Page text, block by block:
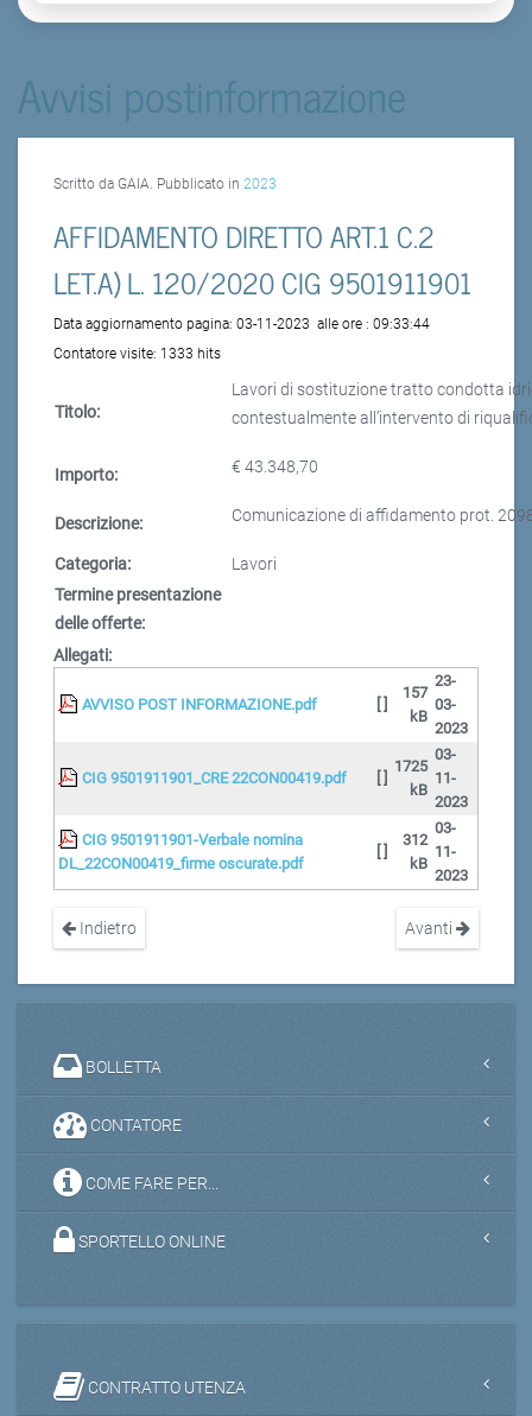
Avvisi postinformazione
Scritto da GAIA. Pubblicato in 2023
AFFIDAMENTO DIRETTO ART.1 C.2
LET.A) L. 120/2020 CIG 9501911901
Data aggiornamento pagina: 03-11-2023 alle ore : 09:33:44
Contatore visite: 1333 hits
Titolo:
Lavori di sostituzione tratto condotta
contestualmente all’intervento di
Importo: € 43.348,70
Descrizione: Comunicazione di affidamento prot.
Categoria:
Lavori
Termine presentazione
delle offerte:
Allegati:
AVVISO POST INFORMAZIONE.pdf
157
kB
23-
03-
2023
CIG 9501911901_CRE 22CON00419.pdf
1725
kB
03-
11-
2023
CIG 9501911901-Verbale nomina
DL_22CON00419_firme oscurate.pdf
312
kB
03-
11-
2023
Indietro Avanti
BOLLETTA
CONTATORE
COME FARE PER...
SPORTELLO ONLINE
CONTRATTO UTENZA